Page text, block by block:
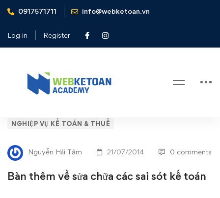
0917571711 info@webketoan.vn
Log in Register
Home
Nghiệp vụ Kế toán & Thuế
Bàn
thêm
về
NGHIỆP VỤ KẾ TOÁN & THUẾ
Nguyễn Hải Tâm 21/07/2014 0 comments
Bàn thêm về sửa chữa các sai sót kế toán